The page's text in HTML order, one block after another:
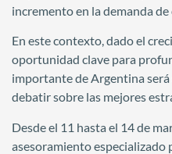
incremento en la demanda
En este contexto, dado el
oportunidad clave para
importante de Argentina será
debatir sobre las mejores
Desde el 11 hasta el 14 de
asesoramiento especializado